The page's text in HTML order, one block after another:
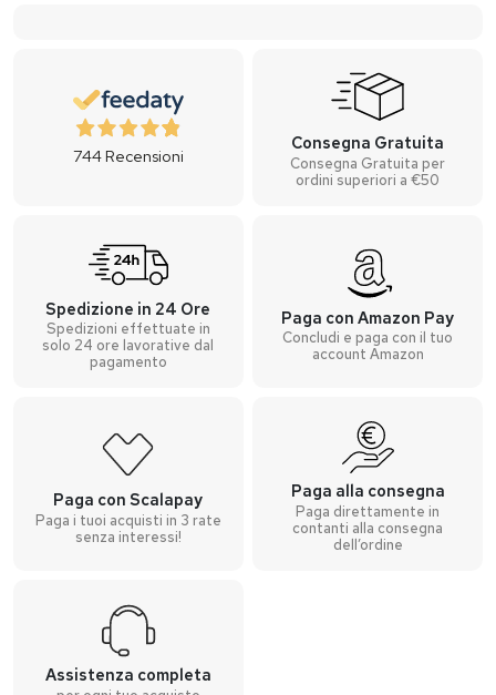
744Recensioni
Consegna Gratuita
Consegna Gratuita per
ordini superiori a €50
Spedizione in 24 Ore
Spedizioni effettuate in
solo 24 ore lavorative dal
pagamento
Paga con Amazon Pay
Concludi e paga con il tuo
account Amazon
Paga con Scalapay
Paga i tuoi acquisti in 3 rate
senza interessi!
Paga alla consegna
Paga direttamente in
contanti alla consegna
dell’ordine
Assistenza completa